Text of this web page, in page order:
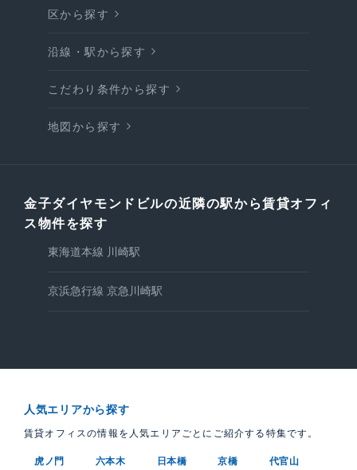
区から探す
沿線・駅から探す
こだわり条件から探す
地図から探す
金子ダイヤモンドビルの近隣の駅から賃貸オフィ
ス物件を探す
東海道本線 川崎駅
京浜急行線 京急川崎駅
人気エリアから探す
賃貸オフィスの情報を人気エリアごとにご紹介する特集です。
虎ノ門 六本木 日本橋 京橋 代官山